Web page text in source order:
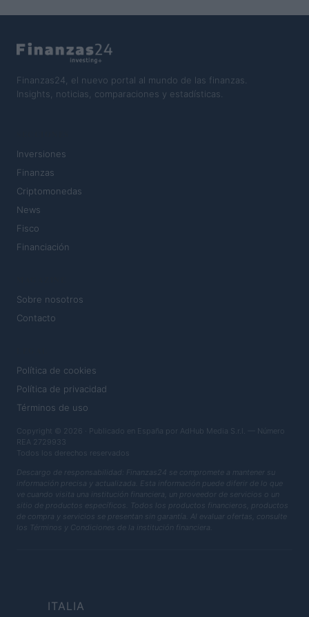
Finanzas24, el nuevo portal al mundo de las finanzas.
Insights, noticias, comparaciones y estadísticas.
Inversiones
Finanzas
Criptomonedas
News
Fisco
Financiación
Sobre nosotros
Contacto
Política de cookies
Política de privacidad
Términos de uso
Copyright © 2026 · Publicado en España por AdHub Media S.r.l. — Número
REA 2729933
Todos los derechos reservados
Descargo de responsabilidad: Finanzas24 se compromete a mantener su
información precisa y actualizada. Esta información puede diferir de lo que
ve cuando visita una institución financiera, un proveedor de servicios o un
sitio de productos específicos. Todos los productos financieros, productos
de compra y servicios se presentan sin garantía. Al evaluar ofertas, consulte
los Términos y Condiciones de la institución financiera.
ITALIA